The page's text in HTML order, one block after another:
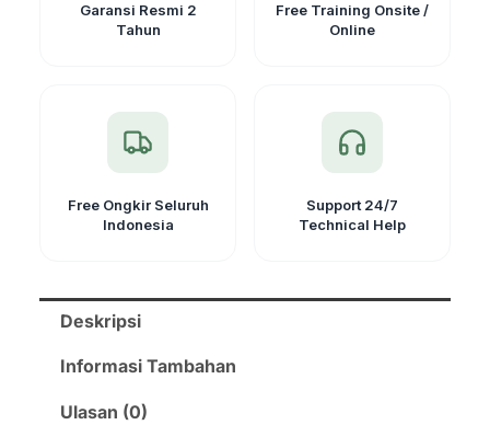
Garansi Resmi 2
Tahun
Free Training Onsite /
Online
Free Ongkir Seluruh
Indonesia
Support 24/7
Technical Help
Deskripsi
Informasi Tambahan
Ulasan (0)